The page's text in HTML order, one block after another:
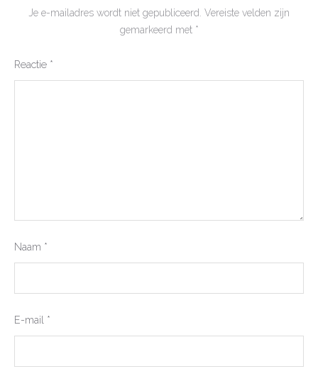
Je e-mailadres wordt niet gepubliceerd. Vereiste velden zijn
gemarkeerd met *
Reactie *
Naam *
E-mail *